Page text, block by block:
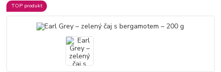
TOP produkt